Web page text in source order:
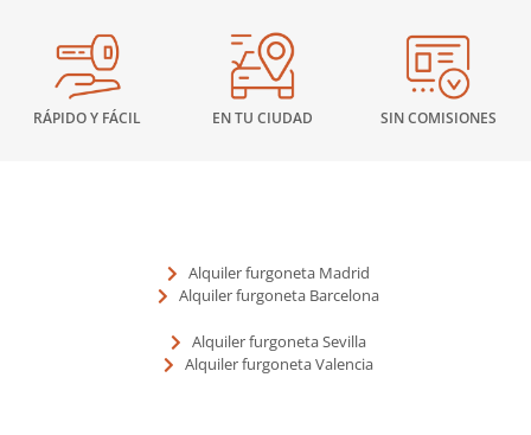
RÁPIDO Y FÁCIL EN TU CIUDAD SIN COMISIONES
Alquiler furgoneta Madrid
Alquiler furgoneta Barcelona
Alquiler furgoneta Sevilla
Alquiler furgoneta Valencia